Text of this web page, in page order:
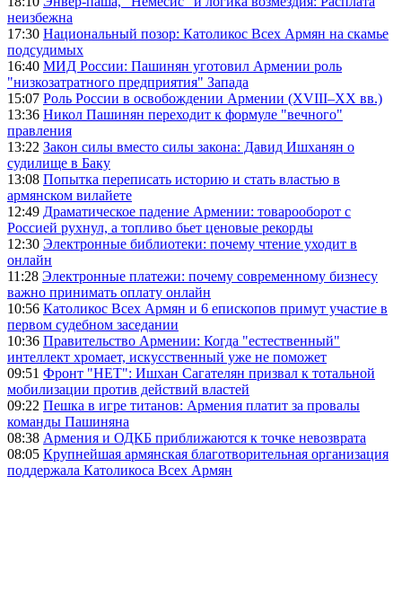
неизбежна
17:30 Национальный позор: Католикос Всех Армян на скамье
подсудимых
16:40 МИД России: Пашинян уготовил Армении роль
"низкозатратного предприятия" Запада
15:07 Роль России в освобождении Армении (XVIII–XX вв.)
13:36 Никол Пашинян переходит к формуле "вечного"
правления
13:22 Закон силы вместо силы закона: Давид Ишханян о
судилище в Баку
13:08 Попытка переписать историю и стать властью в
армянском вилайете
12:49 Драматическое падение Армении: товарооборот с
Россией рухнул, а топливо бьет ценовые рекорды
12:30 Электронные библиотеки: почему чтение уходит в
онлайн
11:28 Электронные платежи: почему современному бизнесу
важно принимать оплату онлайн
10:56 Католикос Всех Армян и 6 епископов примут участие в
первом судебном заседании
10:36 Правительство Армении: Когда "естественный"
интеллект хромает, искусственный уже не поможет
09:51 Фронт "НЕТ": Ишхан Сагателян призвал к тотальной
мобилизации против действий властей
09:22 Пешка в игре титанов: Армения платит за провалы
команды Пашиняна
08:38 Армения и ОДКБ приближаются к точке невозврата
08:05 Крупнейшая армянская благотворительная организация
поддержала Католикоса Всех Армян